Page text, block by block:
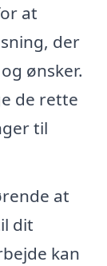
at
der
ønsker.
de rette
til
at
dit
kan